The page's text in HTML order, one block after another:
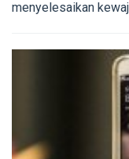
menyelesaikan